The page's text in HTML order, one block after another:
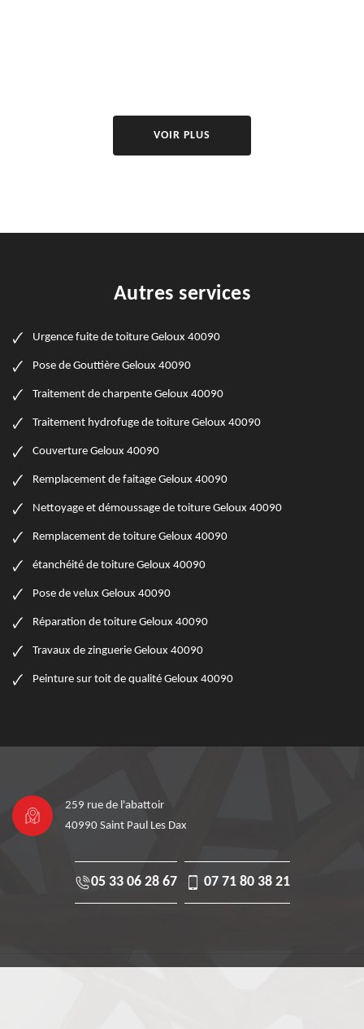
VOIR PLUS
Autres services
Urgence fuite de toiture Geloux 40090
Pose de Gouttière Geloux 40090
Traitement de charpente Geloux 40090
Traitement hydrofuge de toiture Geloux 40090
Couverture Geloux 40090
Remplacement de faitage Geloux 40090
Nettoyage et démoussage de toiture Geloux 40090
Remplacement de toiture Geloux 40090
étanchéité de toiture Geloux 40090
Pose de velux Geloux 40090
Réparation de toiture Geloux 40090
Travaux de zinguerie Geloux 40090
Peinture sur toit de qualité Geloux 40090
259 rue de l'abattoir
40990 Saint Paul Les Dax
05 33 06 28 67 07 71 80 38 21